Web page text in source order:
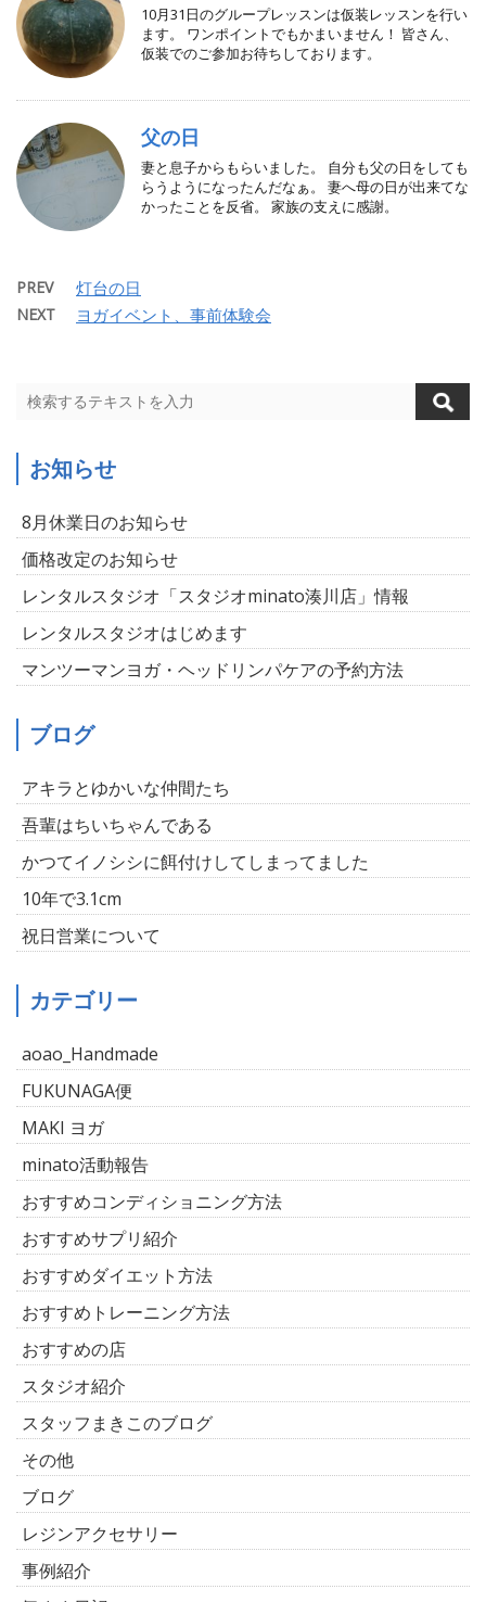
10月31日のグループレッスンは仮装レッスンを行い
ます。 ワンポイントでもかまいません！ 皆さん、
仮装でのご参加お待ちしております。
父の日
妻と息子からもらいました。 自分も父の日をしても
らうようになったんだなぁ。 妻へ母の日が出来てな
かったことを反省。 家族の支えに感謝。
PREV 灯台の日
NEXT ヨガイベント、事前体験会
お知らせ
8月休業日のお知らせ
価格改定のお知らせ
レンタルスタジオ「スタジオminato湊川店」情報
レンタルスタジオはじめます
マンツーマンヨガ・ヘッドリンパケアの予約方法
ブログ
アキラとゆかいな仲間たち
吾輩はちいちゃんである
かつてイノシシに餌付けしてしまってました
10年で3.1cm
祝日営業について
カテゴリー
aoao_Handmade
FUKUNAGA便
MAKI ヨガ
minato活動報告
おすすめコンディショニング方法
おすすめサプリ紹介
おすすめダイエット方法
おすすめトレーニング方法
おすすめの店
スタジオ紹介
スタッフまきこのブログ
その他
ブログ
レジンアクセサリー
事例紹介